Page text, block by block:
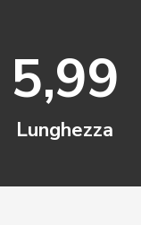
5,99
Lunghezza